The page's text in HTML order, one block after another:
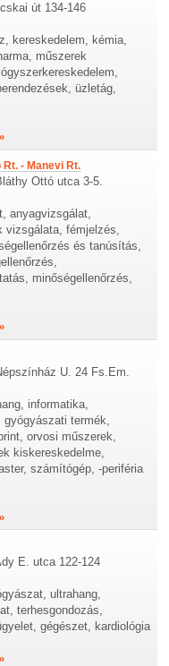
út 134-146
kereskedelem, kémia,
műszerek
üzletág,
- Manevi Rt.
Ottó utca 3-5.
anyagvizsgálat,
vizsgálata, fémjelzés,
és tanúsítás,
minőségellenőrzés,
U. 24 Fs.Em.
informatika,
termék,
orvosi műszerek,
kiskereskedelme,
számítógép, -periféria
E. utca 122-124
ultrahang,
terhesgondozás,
gégészet, kardiológia